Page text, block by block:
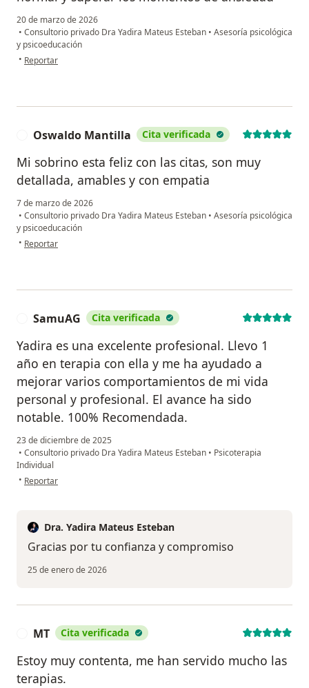
20 de marzo de 2026
• Consultorio privado Dra Yadira Mateus Esteban • Asesoría psicológica
y psicoeducación
• en opinión del usuario Heliberto González
Reportar
Oswaldo Mantilla Cita verificada
Mi sobrino esta feliz con las citas, son muy
detallada, amables y con empatia
7 de marzo de 2026
• Consultorio privado Dra Yadira Mateus Esteban • Asesoría psicológica
y psicoeducación
• en opinión del usuario Oswaldo Mantilla
Reportar
SamuAG Cita verificada
Yadira es una excelente profesional. Llevo 1
año en terapia con ella y me ha ayudado a
mejorar varios comportamientos de mi vida
personal y profesional. El avance ha sido
notable. 100% Recomendada.
23 de diciembre de 2025
• Consultorio privado Dra Yadira Mateus Esteban • Psicoterapia
Individual
• en opinión del usuario SamuAG
Reportar
Dra. Yadira Mateus Esteban
Gracias por tu confianza y compromiso
25 de enero de 2026
MT Cita verificada
Estoy muy contenta, me han servido mucho las
terapias.